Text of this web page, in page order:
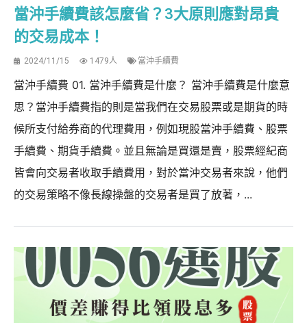
當沖手續費該怎麼省？3大原則應對昂貴
的交易成本！
2024/11/15 1479人 當沖手續費
當沖手續費 01. 當沖手續費是什麼？ 當沖手續費是什麼意
思？當沖手續費指的則是當我們在交易股票或是期貨的時
候所支付給券商的代理費用，例如現股當沖手續費、股票
手續費、期貨手續費。並且無論是買還是賣，股票經紀商
皆會向交易者收取手續費用，對於當沖交易者來說，他們
的交易策略不像長線操盤的交易者是買了放著，...